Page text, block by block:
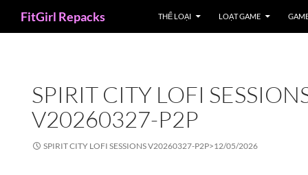
FitGirl Repacks THỂ LOẠI LOẠT GAME
SPIRIT CITY LOFI
V20260327-P2P
SPIRIT CITY LOFI SESSIONS V20260327-P2P>12/05/2026